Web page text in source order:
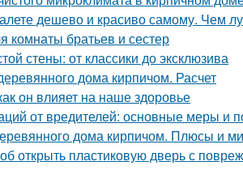
дешево и красиво самому. Чем
комнаты братьев и сестер
стены: от классики до эксклюзива
дома кирпичом. Расчет
он влияет на наше здоровье
от вредителей: основные меры и
дома кирпичом. Плюсы и
открыть пластиковую дверь с